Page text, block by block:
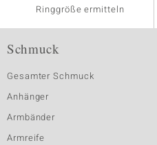
Ringgröße ermitteln
Schmuck
Gesamter Schmuck
Anhänger
Armbänder
Armreife